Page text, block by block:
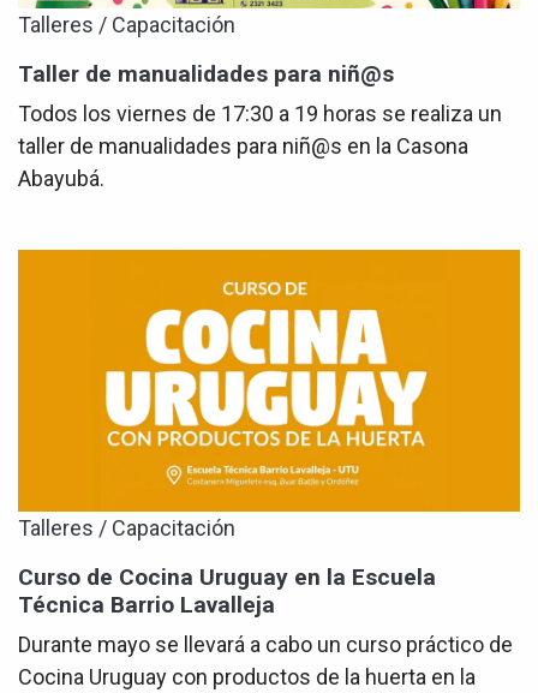
Talleres / Capacitación
Taller de manualidades para niñ@s
Todos los viernes de 17:30 a 19 horas se realiza un
taller de manualidades para niñ@s en la Casona
Abayubá.
Talleres / Capacitación
Curso de Cocina Uruguay en la Escuela
Técnica Barrio Lavalleja
Durante mayo se llevará a cabo un curso práctico de
Cocina Uruguay con productos de la huerta en la